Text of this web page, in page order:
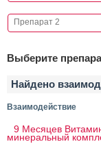
Выберите
Найдено
Взаимодействие
9 Месяцев
минеральный